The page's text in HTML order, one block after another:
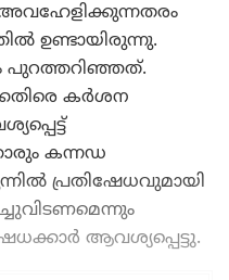
ഉണ്ടായിരുന്നു.
പുറത്തറിഞ്ഞത്.
കർശന
കന്നഡ
പ്രതിഷേധവുമായി
ആവശ്യപ്പെട്ടു.